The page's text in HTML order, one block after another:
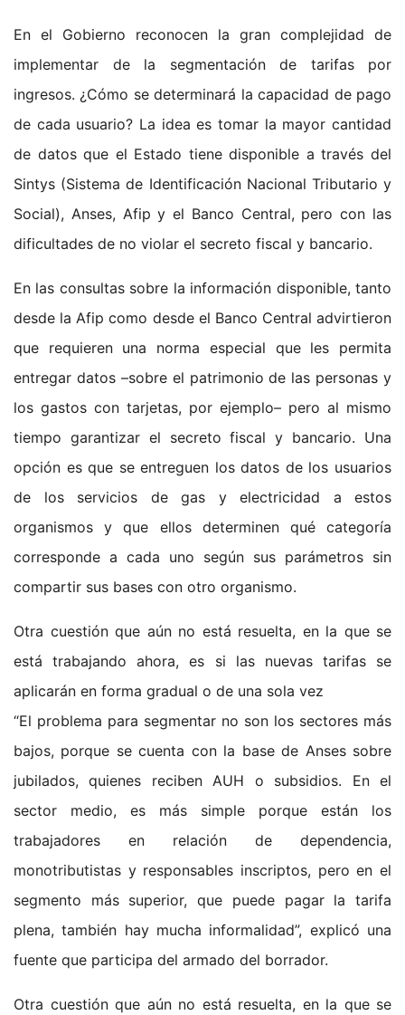
En el Gobierno reconocen la gran complejidad de
implementar de la segmentación de tarifas por
ingresos. ¿Cómo se determinará la capacidad de pago
de cada usuario? La idea es tomar la mayor cantidad
de datos que el Estado tiene disponible a través del
Sintys (Sistema de Identificación Nacional Tributario y
Social), Anses, Afip y el Banco Central, pero con las
dificultades de no violar el secreto fiscal y bancario.
En las consultas sobre la información disponible, tanto
desde la Afip como desde el Banco Central advirtieron
que requieren una norma especial que les permita
entregar datos –sobre el patrimonio de las personas y
los gastos con tarjetas, por ejemplo– pero al mismo
tiempo garantizar el secreto fiscal y bancario. Una
opción es que se entreguen los datos de los usuarios
de los servicios de gas y electricidad a estos
organismos y que ellos determinen qué categoría
corresponde a cada uno según sus parámetros sin
compartir sus bases con otro organismo.
Otra cuestión que aún no está resuelta, en la que se
está trabajando ahora, es si las nuevas tarifas se
aplicarán en forma gradual o de una sola vez
“El problema para segmentar no son los sectores más
bajos, porque se cuenta con la base de Anses sobre
jubilados, quienes reciben AUH o subsidios. En el
sector medio, es más simple porque están los
trabajadores en relación de dependencia,
monotributistas y responsables inscriptos, pero en el
segmento más superior, que puede pagar la tarifa
plena, también hay mucha informalidad”, explicó una
fuente que participa del armado del borrador.
Otra cuestión que aún no está resuelta, en la que se